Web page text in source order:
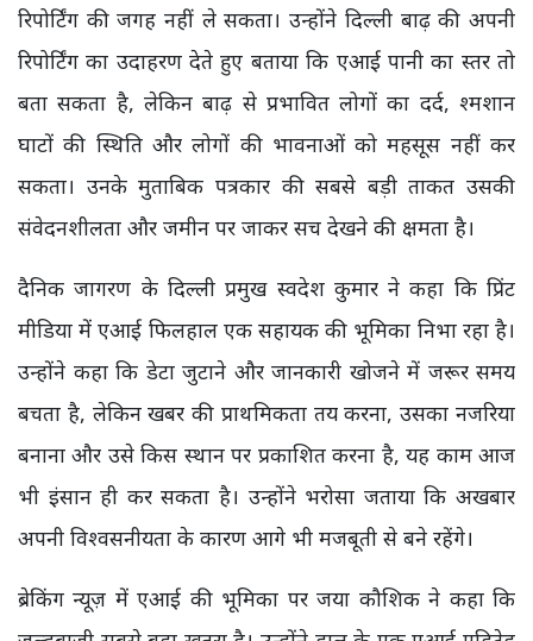
रिपोर्टिंग की जगह नहीं ले सकता। उन्होंने दिल्ली बाढ़ की अपनी
रिपोर्टिंग का उदाहरण देते हुए बताया कि एआई पानी का स्तर तो
बता सकता है, लेकिन बाढ़ से प्रभावित लोगों का दर्द, श्मशान
घाटों की स्थिति और लोगों की भावनाओं को महसूस नहीं कर
सकता। उनके मुताबिक पत्रकार की सबसे बड़ी ताकत उसकी
संवेदनशीलता और जमीन पर जाकर सच देखने की क्षमता है।
दैनिक जागरण के दिल्ली प्रमुख स्वदेश कुमार ने कहा कि प्रिंट
मीडिया में एआई फिलहाल एक सहायक की भूमिका निभा रहा है।
उन्होंने कहा कि डेटा जुटाने और जानकारी खोजने में जरूर समय
बचता है, लेकिन खबर की प्राथमिकता तय करना, उसका नजरिया
बनाना और उसे किस स्थान पर प्रकाशित करना है, यह काम आज
भी इंसान ही कर सकता है। उन्होंने भरोसा जताया कि अखबार
अपनी विश्वसनीयता के कारण आगे भी मजबूती से बने रहेंगे।
ब्रेकिंग न्यूज़ में एआई की भूमिका पर जया कौशिक ने कहा कि